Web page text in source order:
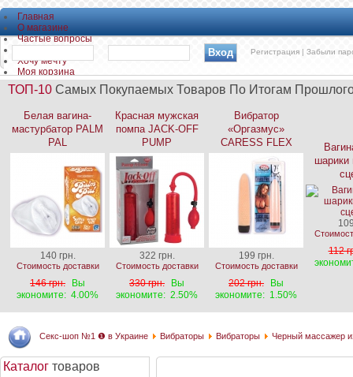
Главная
О магазине
Частые вопросы
Хочу мечту
Моя корзина
Регистрация |Забыли
ТОП-10 Самых Покупаемых Товаров По Итогам
Белая вагина-
мастурбатор PALM
PAL
140 грн.
Стоимость доставки
146 грн.
Вы
экономите: 4.00%
Красная мужская
помпа JACK-OFF
PUMP
322 грн.
Стоимость доставки
330 грн.
Вы
экономите: 2.50%
Вибратор
«Оргазмус»
CARESS FLEX
199 грн.
Стоимость доставки
202 грн.
Вы
экономите: 1.50%
шарики
112
Секс-шоп №1 ❶ в Украине Вибраторы Вибраторы Черный массажер
Каталог товаров